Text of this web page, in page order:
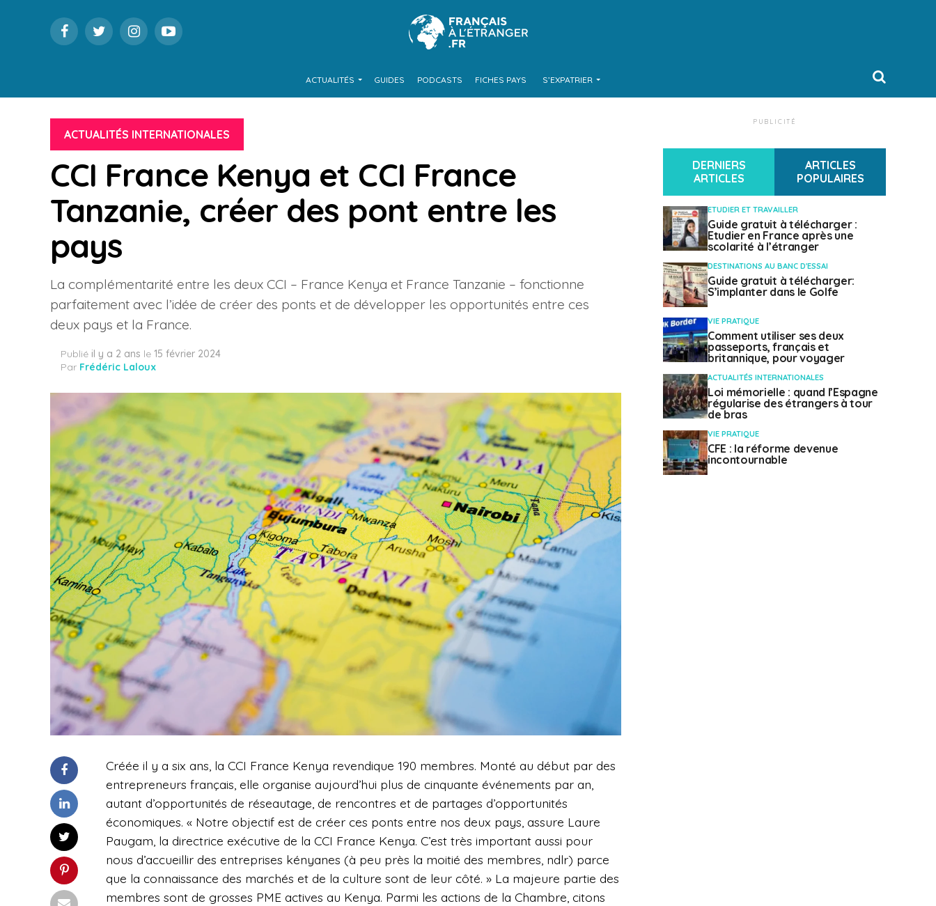
ACTUALITÉS GUIDES PODCASTS FICHES PAYS S’EXPATRIER
ACTUALITÉS INTERNATIONALES
CCI France Kenya et CCI France
Tanzanie, créer des pont entre les
pays
La complémentarité entre les deux CCI – France Kenya et France Tanzanie – fonctionne
parfaitement avec l’idée de créer des ponts et de développer les opportunités entre ces
deux pays et la France.
Publié il y a 2 ans le 15 février 2024
Par Frédéric Laloux
Créée il y a six ans, la CCI France Kenya revendique 190 membres. Monté au début par des
entrepreneurs français, elle organise aujourd’hui plus de cinquante événements par an,
autant d’opportunités de réseautage, de rencontres et de partages d’opportunités
économiques. « Notre objectif est de créer ces ponts entre nos deux pays, assure Laure
Paugam, la directrice exécutive de la CCI France Kenya. C’est très important aussi pour
nous d’accueillir des entreprises kényanes (à peu près la moitié des membres, ndlr) parce
que la connaissance des marchés et de la culture sont de leur côté. » La majeure partie des
membres sont de grosses PME actives au Kenya. Parmi les actions de la Chambre, citons
PUBLICITÉ
DERNIERS
ARTICLES
ARTICLES
POPULAIRES
ETUDIER ET TRAVAILLER
Guide gratuit à télécharger :
Etudier en France après une
scolarité à l’étranger
DESTINATIONS AU BANC D'ESSAI
Guide gratuit à télécharger:
S’implanter dans le Golfe
VIE PRATIQUE
Comment utiliser ses deux
passeports, français et
britannique, pour voyager
ACTUALITÉS INTERNATIONALES
Loi mémorielle : quand l’Espagne
régularise des étrangers à tour
de bras
VIE PRATIQUE
CFE : la réforme devenue
incontournable